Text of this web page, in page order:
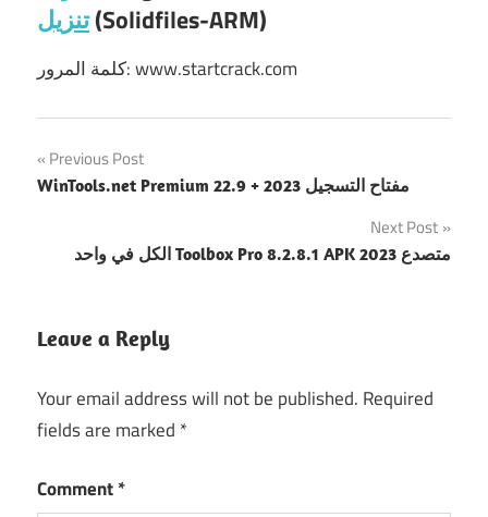
تنزيل(Solidfiles-ARM)
كلمة المرور: www.startcrack.com
Post
navigation
Previous Post
WinTools.net Premium 22.9 + مفتاح التسجيل 2023
Next Post
الكل في واحد Toolbox Pro 8.2.8.1 APK متصدع 2023
Leave a Reply
Your email address will not be published. Required
fields are marked *
Comment*